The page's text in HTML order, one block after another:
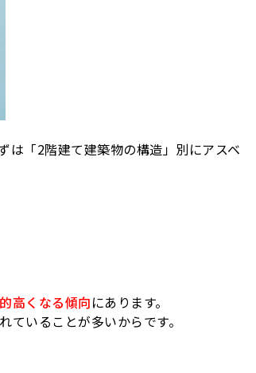
は「2階建て建築物の構造」別にアスベ
高くなる傾向にあります。
いることが多いからです。